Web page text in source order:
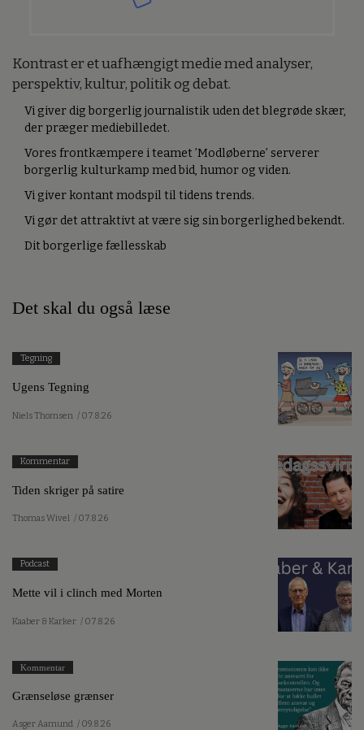
Kontrast er et uafhængigt medie med analyser,
perspektiv, kultur, politik og debat.
Vi giver dig borgerlig journalistik uden det blegrøde skær,
der præger mediebilledet.
Vores frontkæmpere i teamet ’Modløberne’ serverer
borgerlig kulturkamp med bid, humor og viden.
Vi giver kontant modspil til tidens trends.
Vi gør det attraktivt at være sig sin borgerlighed bekendt.
Dit borgerlige fællesskab
Det skal du også læse
Tegning
Ugens Tegning
Niels Thomsen / 07.8.26
Kommentar
Tiden skriger på satire
Thomas Wivel / 07.8.26
Podcast
Mette vil i clinch med Morten
Kaaber & Karker / 07.8.26
Kommentar
Grænseløse grænser
Asger Aamund / 09.8.26